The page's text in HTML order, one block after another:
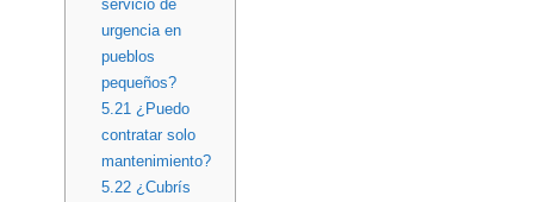
servicio de
urgencia en
pueblos
pequeños?
5.21 ¿Puedo
contratar solo
mantenimiento?
5.22¿Cubrís